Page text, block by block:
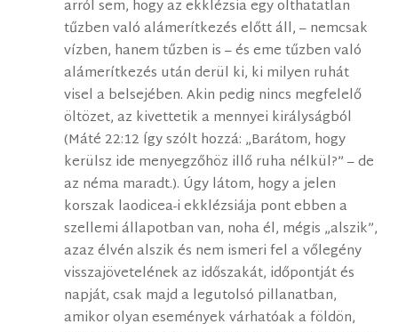
arról sem, hogy az ekklézsia egy olthatatlan
tűzben való alámerítkezés előtt áll, – nemcsak
vízben, hanem tűzben is – és eme tűzben való
alámerítkezés után derül ki, ki milyen ruhát
visel a belsejében. Akin pedig nincs megfelelő
öltözet, az kivettetik a mennyei királyságból
(Máté 22:12 Így szólt hozzá: „Barátom, hogy
kerülsz ide menyegzőhöz illő ruha nélkül?” – de
az néma maradt.). Úgy látom, hogy a jelen
korszak laodicea-i ekklézsiája pont ebben a
szellemi állapotban van, noha él, mégis „alszik”,
azaz élvén alszik és nem ismeri fel a vőlegény
visszajövetelének az időszakát, időpontját és
napját, csak majd a legutolsó pillanatban,
amikor olyan események várhatóak a földön,